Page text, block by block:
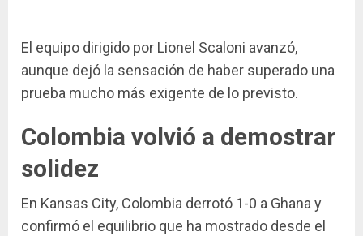
El equipo dirigido por Lionel Scaloni avanzó,
aunque dejó la sensación de haber superado una
prueba mucho más exigente de lo previsto.
Colombia volvió a demostrar
solidez
En Kansas City, Colombia derrotó 1-0 a Ghana y
confirmó el equilibrio que ha mostrado desde el